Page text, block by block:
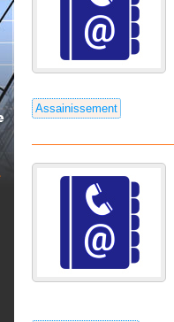
Assainissement